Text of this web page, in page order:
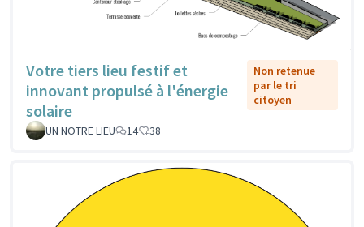
Votre tiers lieu festif et
innovant propulsé à l'énergie
solaire
Non retenue
par le tri
citoyen
UN NOTRE LIEU 14 38